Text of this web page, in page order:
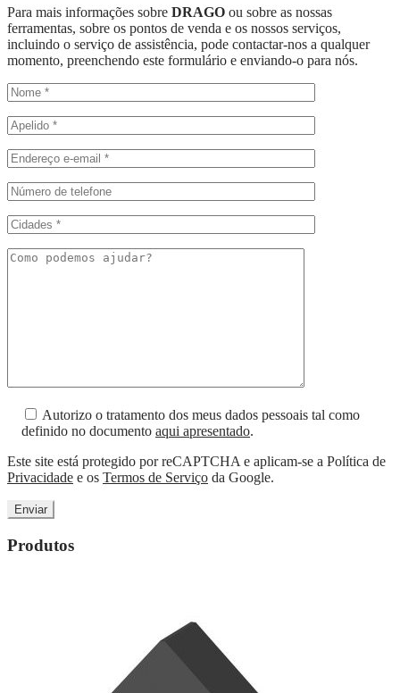
Para mais informações sobre DRAGO ou sobre as nossas
ferramentas, sobre os pontos de venda e os nossos serviços,
incluindo o serviço de assistência, pode contactar-nos a qualquer
momento, preenchendo este formulário e enviando-o para nós.
Autorizo o tratamento dos meus dados pessoais tal como
definido no documento aqui apresentado.
Este site está protegido por reCAPTCHA e aplicam-se a Política de
Privacidade e os Termos de Serviço da Google.
Produtos